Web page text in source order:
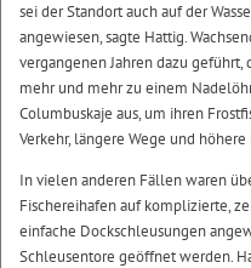
sei der Standort auch auf der
angewiesen, sagte Hattig.
vergangenen Jahren dazu
mehr und mehr zu einem
Columbuskaje aus, um ihren
Verkehr, längere Wege und höhere
In vielen anderen Fällen waren
Fischereihafen auf komplizierte,
einfache Dockschleusungen
Schleusentore geöffnet werden.